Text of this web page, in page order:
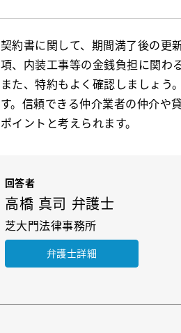
契約書に関して、期間満了後の更
項、内装工事等の金銭負担に関わ
また、特約もよく確認しましょう
す。信頼できる仲介業者の仲介や
ポイントと考えられます。
回答者
高橋 真司 弁護士
芝大門法律事務所
弁護士詳細